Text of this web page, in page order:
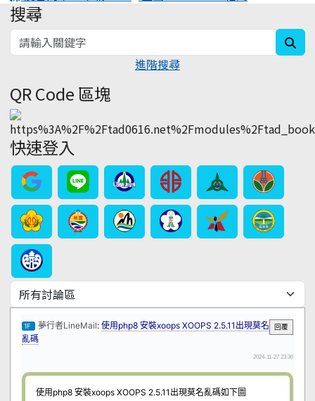
:::
搜尋
進階搜尋
QR Code 區塊
快速登入